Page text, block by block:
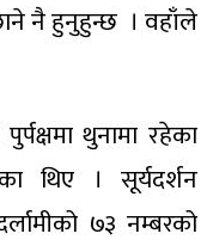
नै हुनुहुन्छ । वहाँले
थुनामा रहेका
थिए । सूर्यदर्शन
७३ नम्बरको